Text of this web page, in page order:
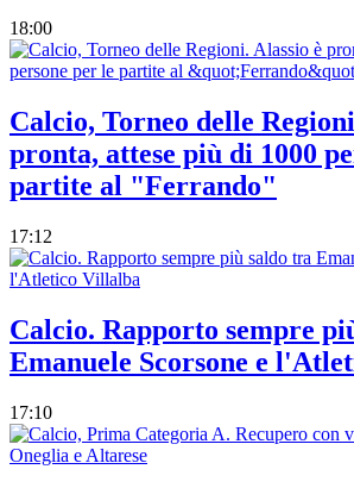
18:00
Calcio, Torneo delle
pronta, attese più di 1000
partite al "Ferrando"
17:12
Calcio. Rapporto sempre
Emanuele Scorsone e
17:10